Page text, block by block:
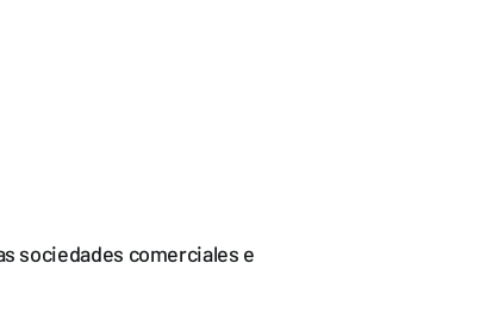
sociedades comerciales e